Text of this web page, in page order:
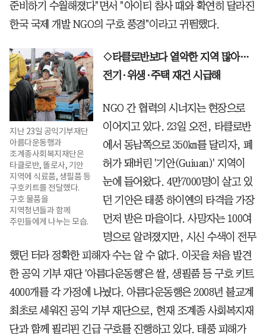
준비하기 수월해졌다"면서 "아이티 참사 때와 확연히 달라진
한국 국제 개발 NGO의 구호 풍경"이라고 귀띔했다.
지난 23일 공익기부재단
아름다운동행과
조계종사회복지재단은
타클로반, 똘로사, 기안
지역에 식료품, 생필품 등
구호키트를 전달했다.
구호 물품을
지역청년들과 함께
주민들에게 나누는 모습.
◇타클로반보다 열악한 지역 많아…
전기·위생·주택 재건 시급해
NGO 간 협력의 시너지는 현장으로
이어지고 있다. 23일 오전, 타클로반
에서 동남쪽으로 350㎞를 달리자, 폐
허가 돼버린 '기안(Guiuan)' 지역이
눈에 들어왔다. 4만7000명이 살고 있
던 기안은 태풍 하이옌의 타격을 가장
먼저 받은 마을이다. 사망자는 100여
명으로 알려졌지만, 시신 수색이 전무
했던 터라 정확한 피해자 수는 알 수 없다. 이곳을 처음 발견
한 공익 기부 재단 '아름다운동행'은 쌀, 생필품 등 구호 키트
4000개를 각 가정에 나눴다. 아름다운동행은 2008년 불교계
최초로 세워진 공익 기부 재단으로, 현재 조계종 사회복지재
단과 함께 필리핀 긴급 구호를 진행하고 있다. 태풍 피해가